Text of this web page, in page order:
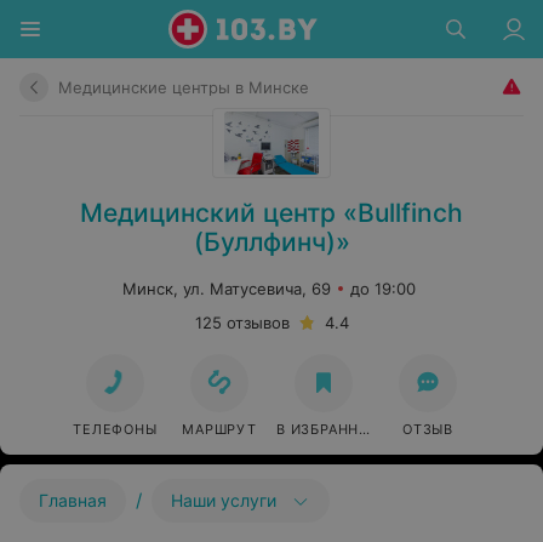
Медицинские центры в Минске
Медицинский центр «Bullfinch
(Буллфинч)»
Минск, ул. Матусевича, 69
до 19:00
125 отзывов
4.4
ТЕЛЕФОНЫ МАРШРУТ В ИЗБРАННОЕ ОТЗЫВ
Главная / Наши услуги